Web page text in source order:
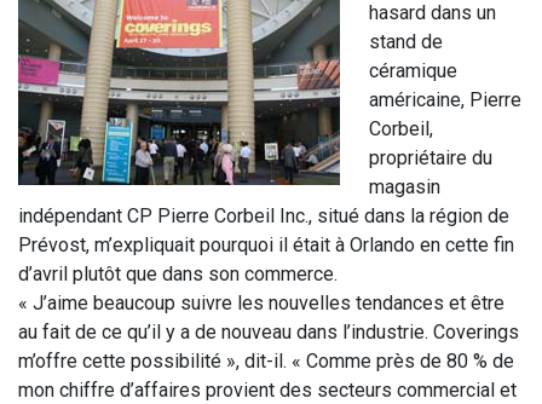
hasard dans un
stand de
céramique
américaine, Pierre
Corbeil,
propriétaire du
magasin
indépendant CP Pierre Corbeil Inc., situé dans la région de
Prévost, m’expliquait pourquoi il était à Orlando en cette fin
d’avril plutôt que dans son commerce.
« J’aime beaucoup suivre les nouvelles tendances et être
au fait de ce qu’il y a de nouveau dans l’industrie. Coverings
m’offre cette possibilité », dit-il. « Comme près de 80 % de
mon chiffre d’affaires provient des secteurs commercial et